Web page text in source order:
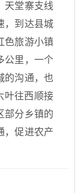
天堂寨支线
，到达县城
色旅游小镇
公里，一个
的沟通，也
叶往西顺接
部分乡镇的
，促进农产